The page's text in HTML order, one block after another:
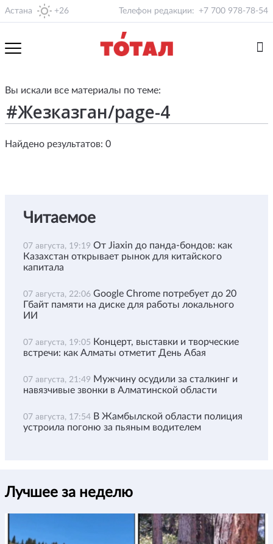
Астана +26 Телефон редакции: +7 700 978-78-54
Вы искали все материалы по теме:
Найдено результатов: 0
Читаемое
07 августа, 19:19 От Jiaxin до панда-бондов: как
Казахстан открывает рынок для китайского
капитала
07 августа, 22:06 Google Chrome потребует до 20
Гбайт памяти на диске для работы локального
ИИ
07 августа, 19:05 Концерт, выставки и творческие
встречи: как Алматы отметит День Абая
07 августа, 21:49 Мужчину осудили за сталкинг и
навязчивые звонки в Алматинской области
07 августа, 17:54 В Жамбылской области полиция
устроила погоню за пьяным водителем
Лучшее за неделю